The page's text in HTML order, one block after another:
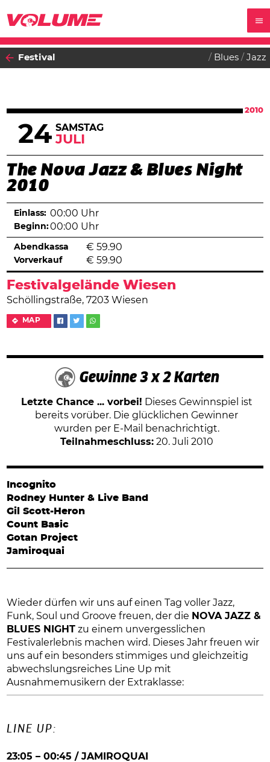
Festival Blues Jazz
2010
24 SAMSTAG
JULI
The Nova Jazz & Blues Night
2010
Festivalgelände Wiesen
Schöllingstraße, 7203 Wiesen
MAP
Einlass: 00:00 Uhr
Beginn:00:00 Uhr
Abendkassa € 59.90
Vorverkauf € 59.90
Gewinne 3 x 2 Karten
Letzte Chance ... vorbei! Dieses Gewinnspiel ist
bereits vorüber. Die glücklichen Gewinner
wurden per E-Mail benachrichtigt.
Teilnahmeschluss:20. Juli 2010
Incognito
Rodney Hunter & Live Band
Gil Scott-Heron
Count Basic
Gotan Project
Jamiroquai
Wieder dürfen wir uns auf einen Tag voller Jazz,
Funk, Soul und Groove freuen, der die NOVA JAZZ &
BLUES NIGHT zu einem unvergesslichen
Festivalerlebnis machen wird. Dieses Jahr freuen wir
uns auf ein besonders stimmiges und gleichzeitig
abwechslungsreiches Line Up mit
Ausnahmemusikern der Extraklasse:
LINE UP:
23:05 – 00:45 / JAMIROQUAI